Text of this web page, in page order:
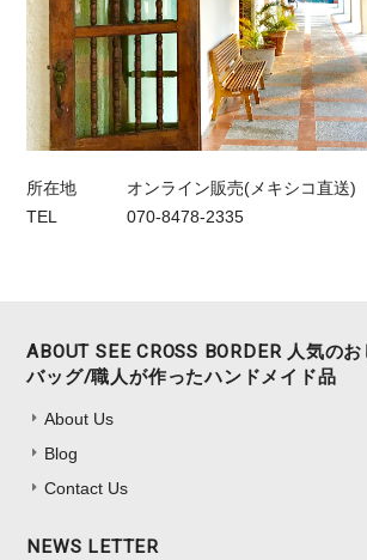
所在地
オンライン販売(メキシコ直送)
TEL
070-8478-2335
ABOUT SEE CROSS BORDER 人気の
バッグ/職人が作ったハンドメイド品
About Us
Blog
Contact Us
NEWS LETTER